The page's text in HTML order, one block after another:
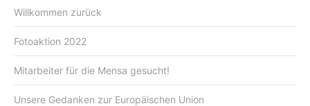
Willkommen zurück
Fotoaktion 2022
Mitarbeiter für die Mensa gesucht!
Unsere Gedanken zur Europäischen Union